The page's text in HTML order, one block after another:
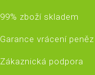
99% zboží skladem
Garance vrácení peněz
Zákaznická podpora